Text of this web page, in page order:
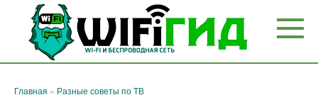
Перейти
контенту
Главная » Разные советы по ТВ